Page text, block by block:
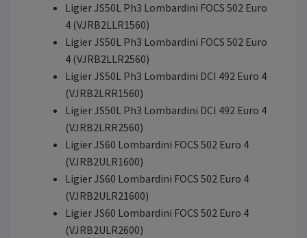
Ligier JS50L Ph3 Lombardini FOCS 502 Euro
4 (VJRB2LLR1560)
Ligier JS50L Ph3 Lombardini FOCS 502 Euro
4 (VJRB2LLR2560)
Ligier JS50L Ph3 Lombardini DCI 492 Euro 4
(VJRB2LRR1560)
Ligier JS50L Ph3 Lombardini DCI 492 Euro 4
(VJRB2LRR2560)
Ligier JS60 Lombardini FOCS 502 Euro 4
(VJRB2ULR1600)
Ligier JS60 Lombardini FOCS 502 Euro 4
(VJRB2ULR21600)
Ligier JS60 Lombardini FOCS 502 Euro 4
(VJRB2ULR2600)